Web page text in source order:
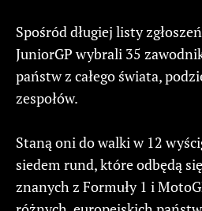
Spośród długiej listy
JuniorGP wybrali 35
państw z całego świata,
zespołów.
Staną oni do walki w 12
siedem rund, które odbędą
znanych z Formuły 1 i